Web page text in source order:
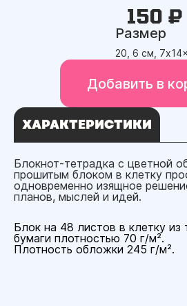
150 ₽
Размер
20, 6 см,
Добавить в
ХАРАКТЕРИСТИКИ
Блокнот-тетрадка с цветной
прошитым блоком в клетку
одновременно изящное
планов, мыслей и идей.
Блок на 48 листов в клетку из
бумаги плотностью 70 г/м².
Плотность обложки 245 г/м².